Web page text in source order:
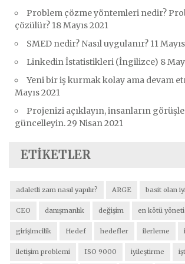
Problem çözme yöntemleri nedir?
çözülür? 18 Mayıs 2021
SMED nedir? Nasıl uygulanır? 11
Linkedin İstatistikleri (İngilizce) 8
Yeni bir iş kurmak kolay ama devam
Mayıs 2021
Projenizi açıklayın, insanların
güncelleyin.29 Nisan 2021
ETIKETLER
adaletli zam nasıl yapılır? ARGE basit olan
CEO danışmanlık değişim en kötü
girişimcilik Hedef hedefler ilerleme
iletişim problemi ISO 9000 iyileştirme